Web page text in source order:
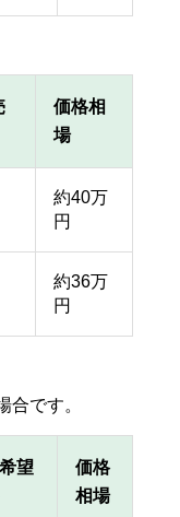
価格相
場
約40万
円
約36万
円
です。
望
価格
相場